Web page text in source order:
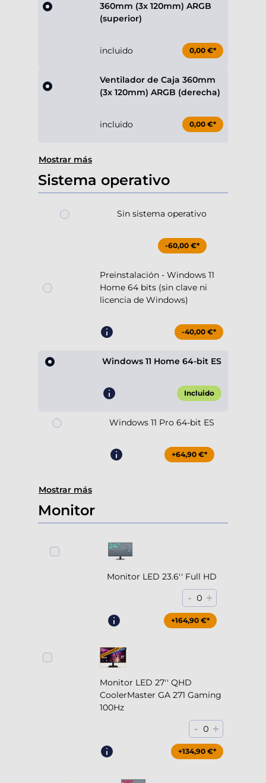
360mm (3x 120mm) ARGB
(superior)
incluido 0,00 €*
Ventilador de Caja 360mm
(3x 120mm) ARGB (derecha)
incluido 0,00 €*
Mostrar más
Sistema operativo
Sin sistema operativo
-60,00 €*
Preinstalación - Windows 11
Home 64 bits (sin clave ni
licencia de Windows)
-40,00 €*
Windows 11 Home 64-bit ES
Incluido
Windows 11 Pro 64-bit ES
+64,90 €*
Mostrar más
Monitor
Monitor LED 23.6'' Full HD
- 0 +
+164,90 €*
Monitor LED 27'' QHD
CoolerMaster GA 271 Gaming
100Hz
- 0 +
+204,90 €*
+134,90 €*